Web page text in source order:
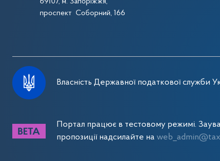
проспект Соборний, 166
Власність Державної податкової служби
Портал працює в тестовому режимі.
пропозиції надсилайте на